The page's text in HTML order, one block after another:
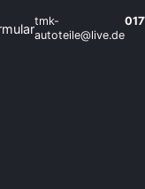
tmk-
autoteile@live.de